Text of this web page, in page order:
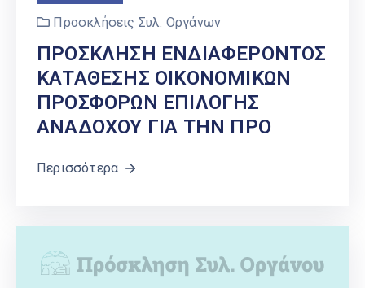
Προσκλήσεις Συλ. Οργάνων
ΠΡΟΣΚΛΗΣΗ ΕΝΔΙΑΦΕΡΟΝΤΟΣ
ΚΑΤΑΘΕΣΗΣ ΟΙΚΟΝΟΜΙΚΩΝ
ΠΡΟΣΦΟΡΩΝ ΕΠΙΛΟΓΗΣ
ΑΝΑΔΟΧΟΥ ΓΙΑ ΤΗΝ ΠΡΟ
Περισσότερα